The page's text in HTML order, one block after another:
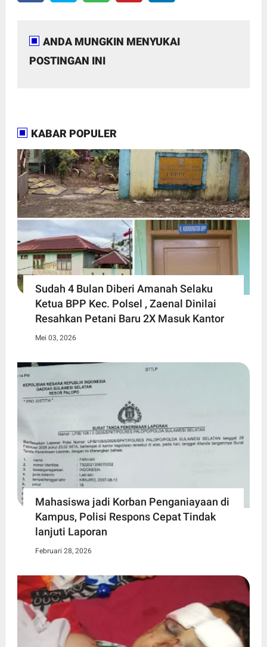
ANDA MUNGKIN MENYUKAI
POSTINGAN INI
KABAR POPULER
Sudah 4 Bulan Diberi Amanah Selaku
Ketua BPP Kec. Polsel , Zaenal Dinilai
Resahkan Petani Baru 2X Masuk Kantor
Mei 03, 2026
Mahasiswa jadi Korban Penganiayaan di
Kampus, Polisi Respons Cepat Tindak
lanjuti Laporan
Februari 28, 2026